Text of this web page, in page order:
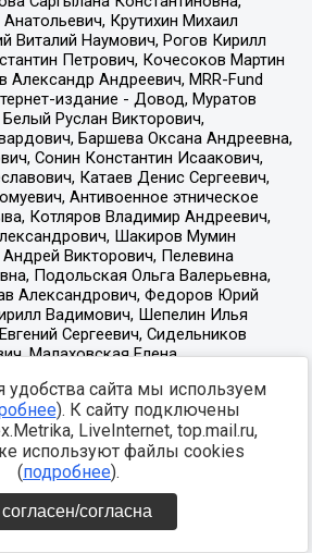
сайта мы используем
). К сайту подключены
LiveInternet, top.mail.ru,
используют файлы cookies
(подробнее).
согласна